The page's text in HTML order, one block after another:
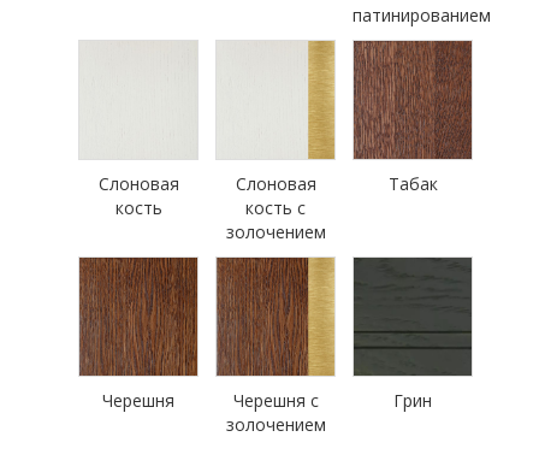
патинированием
Слоновая
кость
Слоновая
кость с
золочением
Табак
Черешня
Черешня с
золочением
Грин